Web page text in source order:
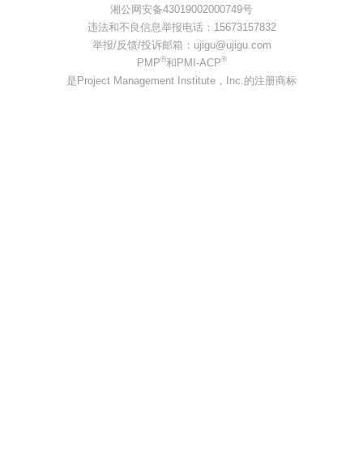
湘公网安备43019002000749号
违法和不良信息举报电话：15673157832
举报/反馈/投诉邮箱：ujigu@ujigu.com
PMP®和PMI-ACP®
是Project Management Institute，Inc.的注册商标